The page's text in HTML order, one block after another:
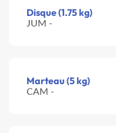
Disque (1.75 kg)
JUM -
Marteau (5 kg)
CAM -